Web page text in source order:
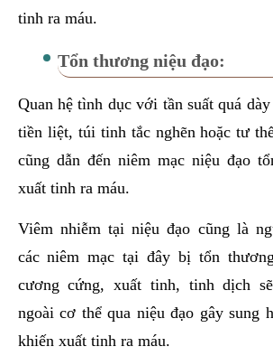
tinh ra máu.
Tổn thương niệu đạo:
Quan hệ tình dục với tần suất quá
tiền liệt, túi tinh tắc nghẽn hoặc tư
cũng dẫn đến niêm mạc niệu đạo
xuất tinh ra máu.
Viêm nhiễm tại niệu đạo cũng là
các niêm mạc tại đây bị tổn
cương cứng, xuất tinh, tinh dịch
ngoài cơ thể qua niệu đạo gây sung
khiến xuất tinh ra máu.